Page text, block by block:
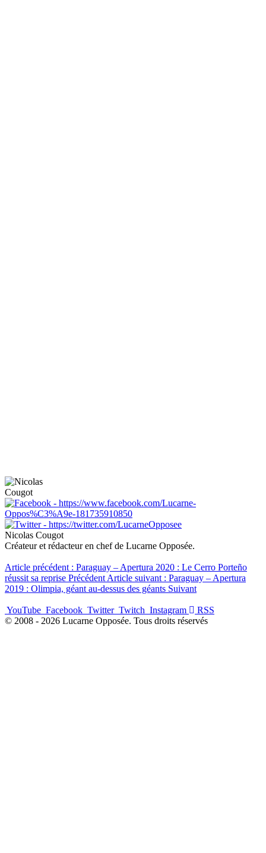
Nicolas Cougot
Créateur et rédacteur en chef de Lucarne Opposée.
Article précédent : Paraguay – Apertura 2020 : Le Cerro Porteño
réussit sa reprise Précédent Article suivant : Paraguay – Apertura
2019 : Olimpia, géant au-dessus des géants Suivant
YouTube Facebook Twitter Twitch Instagram
RSS
© 2008 - 2026 Lucarne Opposée. Tous droits réservés